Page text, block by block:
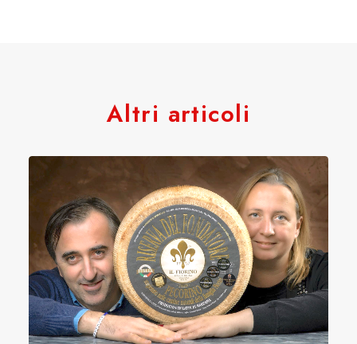
Altri articoli